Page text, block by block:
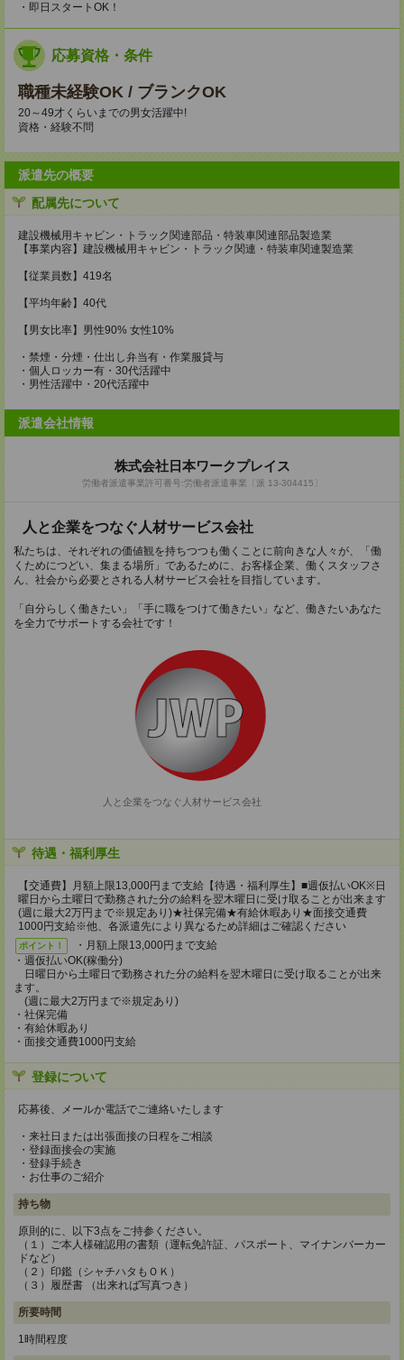
・即日スタートOK！
応募資格・条件
職種未経験OK / ブランクOK
20～49才くらいまでの男女活躍中!
資格・経験不問
派遣先の概要
配属先について
建設機械用キャビン・トラック関連部品・特装車関連部品製造業
【事業内容】建設機械用キャビン・トラック関連・特装車関連製造業
【従業員数】419名
【平均年齢】40代
【男女比率】男性90% 女性10%
・禁煙・分煙・仕出し弁当有・作業服貸与
・個人ロッカー有・30代活躍中
・男性活躍中・20代活躍中
派遣会社情報
株式会社日本ワークプレイス
労働者派遣事業許可番号:労働者派遣事業〔派 13-304415〕
人と企業をつなぐ人材サービス会社
私たちは、それぞれの価値観を持ちつつも働くことに前向きな人々が、「働
くためにつどい、集まる場所」であるために、お客様企業、働くスタッフさ
ん、社会から必要とされる人材サービス会社を目指しています。
「自分らしく働きたい」「手に職をつけて働きたい」など、働きたいあなた
を全力でサポートする会社です！
人と企業をつなぐ人材サービス会社
待遇・福利厚生
【交通費】月額上限13,000円まで支給【待遇・福利厚生】■週仮払いOK※日
曜日から土曜日で勤務された分の給料を翌木曜日に受け取ることが出来ます
(週に最大2万円まで※規定あり)★社保完備★有給休暇あり★面接交通費
1000円支給※他、各派遣先により異なるため詳細はご確認ください
ポイント！
・月額上限13,000円まで支給
・週仮払いOK(稼働分)
日曜日から土曜日で勤務された分の給料を翌木曜日に受け取ることが出来
ます。
(週に最大2万円まで※規定あり)
・社保完備
・有給休暇あり
・面接交通費1000円支給
登録について
応募後、メールか電話でご連絡いたします
・来社日または出張面接の日程をご相談
・登録面接会の実施
・登録手続き
・お仕事のご紹介
持ち物
原則的に、以下3点をご持参ください。
（１）ご本人様確認用の書類（運転免許証、パスポート、マイナンバーカー
ドなど）
（２）印鑑（シャチハタもＯＫ）
（３）履歴書 （出来れば写真つき）
所要時間
1時間程度